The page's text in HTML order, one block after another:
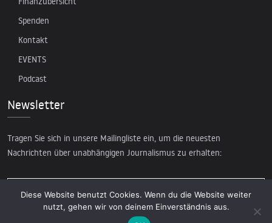
Spenden
Kontakt
EVENTS
Podcast
Newsletter
Tragen Sie sich in unsere Mailingliste ein, um die neuesten
Nachrichten über unabhängigen Journalismus zu erhalten:
Diese Website benutzt Cookies. Wenn du die Website weiter
nutzt, gehen wir von deinem Einverständnis aus.